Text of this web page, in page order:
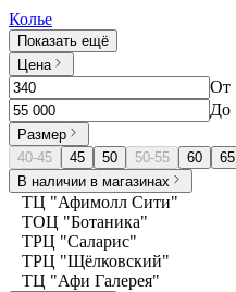
Колье
Показать ещё
Цена
От
До
Размер
40-45
45 50 50-55 60
65
В наличии в магазинах
ТЦ "Афимолл Сити"
ТОЦ "Ботаника"
ТРЦ "Саларис"
ТРЦ "Щёлковский"
ТЦ "Афи Галерея"